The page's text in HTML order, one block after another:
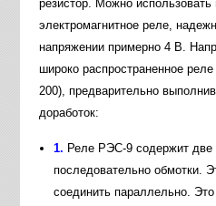
резистор. Можно использовать
электромагнитное реле,
напряжении примерно 4 В.
широко распространенное
200), предварительно
доработок:
1. Реле РЭС-9 содержит две
последовательно обмотки.
соединить параллельно.